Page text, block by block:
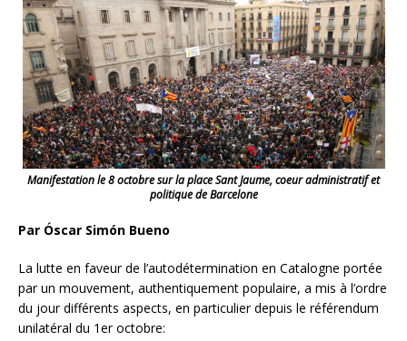
Manifestation le 8 octobre sur la place Sant Jaume, coeur administratif et
politique de Barcelone
Par Óscar Simón Bueno
La lutte en faveur de l’autodétermination en Catalogne portée
par un mouvement, authentiquement populaire, a mis à l’ordre
du jour différents aspects, en particulier depuis le référendum
unilatéral du 1er octobre: